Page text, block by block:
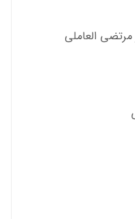
العاملی